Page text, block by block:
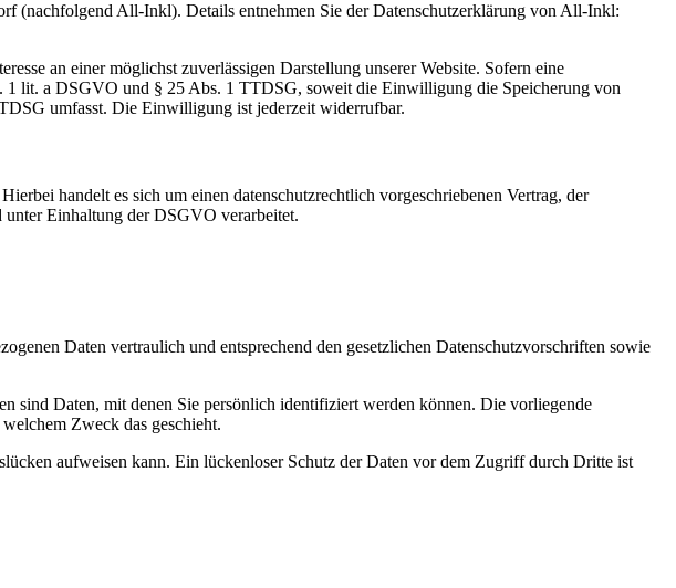
All-Inkl). Details entnehmen Sie der Datenschutzerklärung von All-Inkl:
an einer möglichst zuverlässigen Darstellung unserer Website. Sofern eine
lit. a DSGVO und § 25 Abs. 1 TTDSG, soweit die Einwilligung die Speicherung von
umfasst. Die Einwilligung ist jederzeit widerrufbar.
handelt es sich um einen datenschutzrechtlich vorgeschriebenen Vertrag, der
unter Einhaltung der DSGVO verarbeitet.
Daten vertraulich und entsprechend den gesetzlichen Datenschutzvorschriften sowie
sind Daten, mit denen Sie persönlich identifiziert werden können. Die vorliegende
Zweck das geschieht.
aufweisen kann. Ein lückenloser Schutz der Daten vor dem Zugriff durch Dritte ist